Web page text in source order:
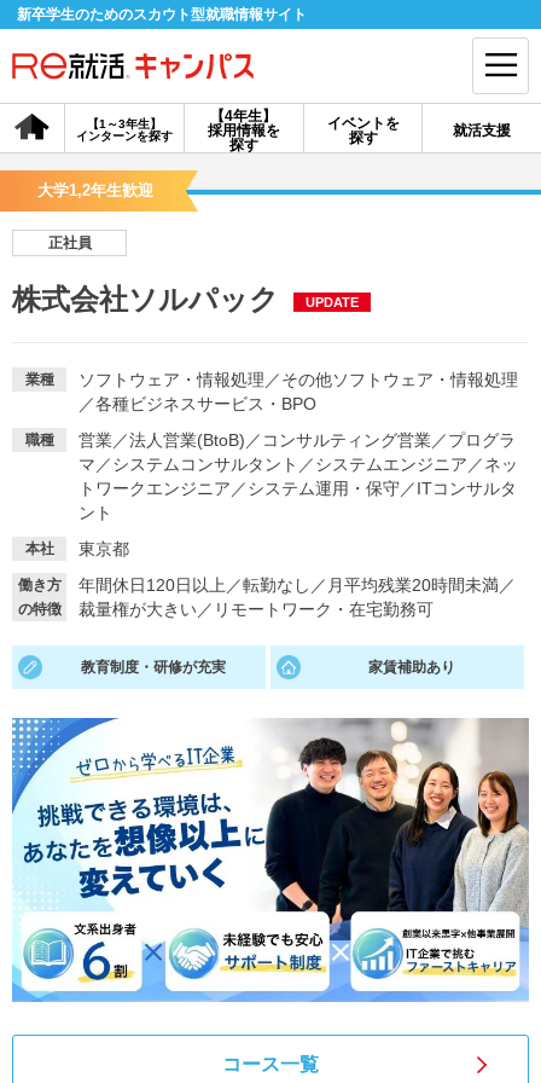
新卒学生のためのスカウト型就職情報サイト
【4年生】
採用情報を
探す
【1～3年生】
インターンを探す
イベントを
探す
就活支援
会員登録 ログイン
探す
イベントを探す スカウト お知らせ
就活ノウハウ・サポート
就活支援
就活ノウハウが満載！
就活コラム
お役立ち記事・相談室など
適職診断 就活チャンネル
就活ニュースペーパー
就活時事ニュースを更新
よくある質問
不明点があればこちら
大学1,2年生歓迎
正社員
株式会社ソルパック UPDATE
業種 ソフトウェア・情報処理 ／その他ソフトウェア・情報処理
／各種ビジネスサービス・BPO
職種 営業／法人営業(BtoB) ／ コンサルティング営業／プログラ
マ ／システムコンサルタント ／システムエンジニア ／ネッ
トワークエンジニア ／システム運用・保守／ITコンサルタ
ント
本社 東京都
働き方
の特徴
年間休日120日以上 ／転勤なし ／ 月平均残業20時間未満／
裁量権が大きい／ リモートワーク・在宅勤務可
教育制度・研修が充実 家賃補助あり
コース一覧